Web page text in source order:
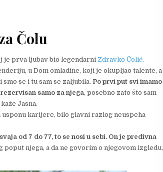
Čolu
je prva ljubav bio legendarni Zdravko Čolić.
u Dom omladine, koji je okupljao talente, a
se i tu sam se zaljubila. Po prvi put svi imamo
samo za njega, posebno zato što sam
Jasna.
karijere, bilo glavni razlog neuspeha
od 7 do 77, to se nosi u sebi. On je predivna
njega, a da ne govorim o njegovom izgledu,